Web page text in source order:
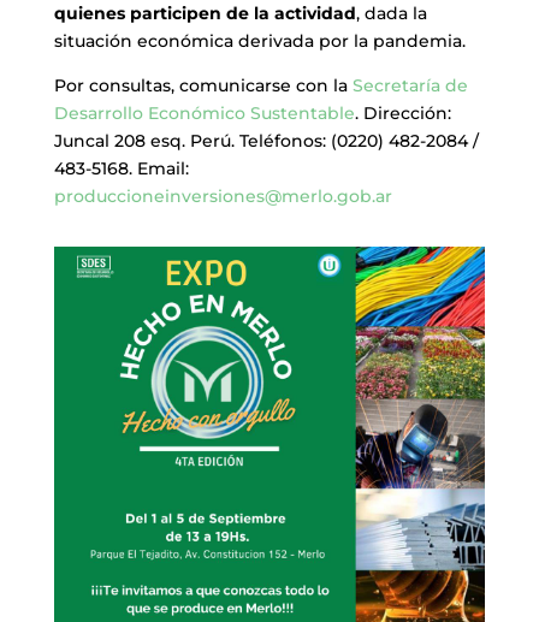
quienes participen de la actividad, dada la
situación económica derivada por la pandemia.
Por consultas, comunicarse con la Secretaría de
Desarrollo Económico Sustentable. Dirección:
Juncal 208 esq. Perú. Teléfonos: (0220) 482-2084 /
483-5168. Email:
produccioneinversiones@merlo.gob.ar